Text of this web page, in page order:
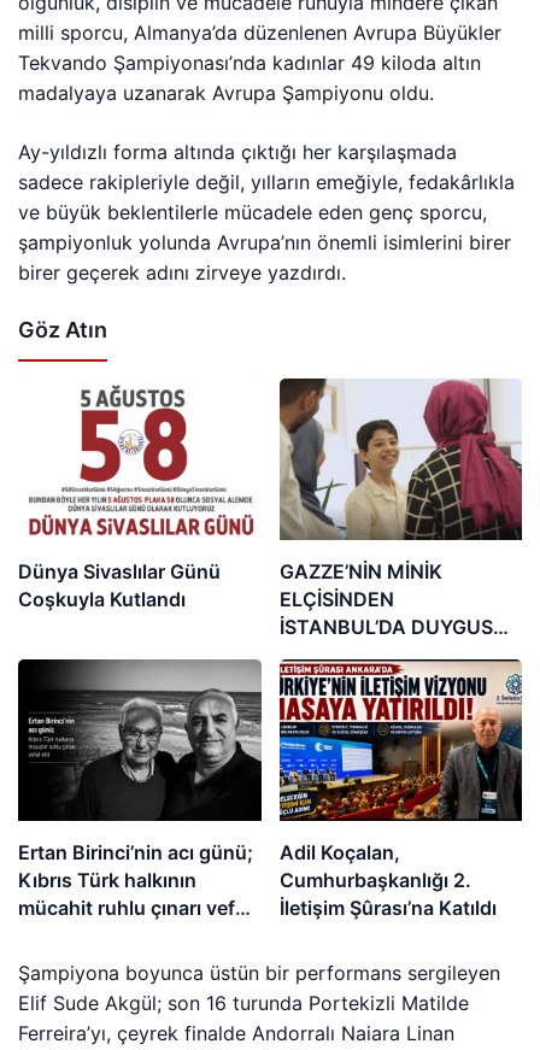
milli sporcu, Almanya’da düzenlenen Avrupa Büyükler
Tekvando Şampiyonası’nda kadınlar 49 kiloda altın
madalyaya uzanarak Avrupa Şampiyonu oldu.
Ay-yıldızlı forma altında çıktığı her karşılaşmada
sadece rakipleriyle değil, yılların emeğiyle, fedakârlıkla
ve büyük beklentilerle mücadele eden genç sporcu,
şampiyonluk yolunda Avrupa’nın önemli isimlerini birer
birer geçerek adını zirveye yazdırdı.
Göz Atın
Dünya Sivaslılar Günü
Coşkuyla Kutlandı
GAZZE’NİN MİNİK
ELÇİSİNDEN
İSTANBUL’DA DUYGUSAL
MESAJ: “BURASI BENİM
İKİNCİ EVİM”
Ertan Birinci’nin acı günü;
Kıbrıs Türk halkının
mücahit ruhlu çınarı vefat
Adil Koçalan,
Cumhurbaşkanlığı 2.
İletişim Şûrası’na Katıldı
Şampiyona boyunca üstün bir performans sergileyen
Elif Sude Akgül; son 16 turunda Portekizli Matilde
Ferreira’yı, çeyrek finalde Andorralı Naiara Linan